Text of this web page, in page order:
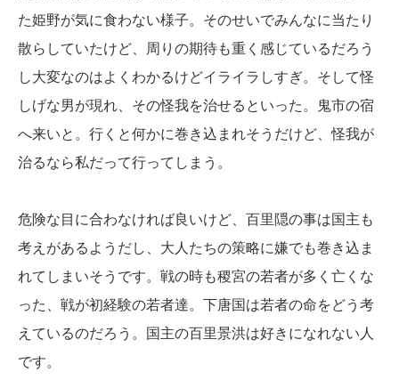
た姫野が気に食わない様子。そのせいでみんなに当たり
散らしていたけど、周りの期待も重く感じているだろう
し大変なのはよくわかるけどイライラしすぎ。そして怪
しげな男が現れ、その怪我を治せるといった。鬼市の宿
へ来いと。行くと何かに巻き込まれそうだけど、怪我が
治るなら私だって行ってしまう。
危険な目に合わなければ良いけど、百里隠の事は国主も
考えがあるようだし、大人たちの策略に嫌でも巻き込ま
れてしまいそうです。戦の時も稷宮の若者が多く亡くな
った、戦が初経験の若者達。下唐国は若者の命をどう考
えているのだろう。国主の百里景洪は好きになれない人
です。